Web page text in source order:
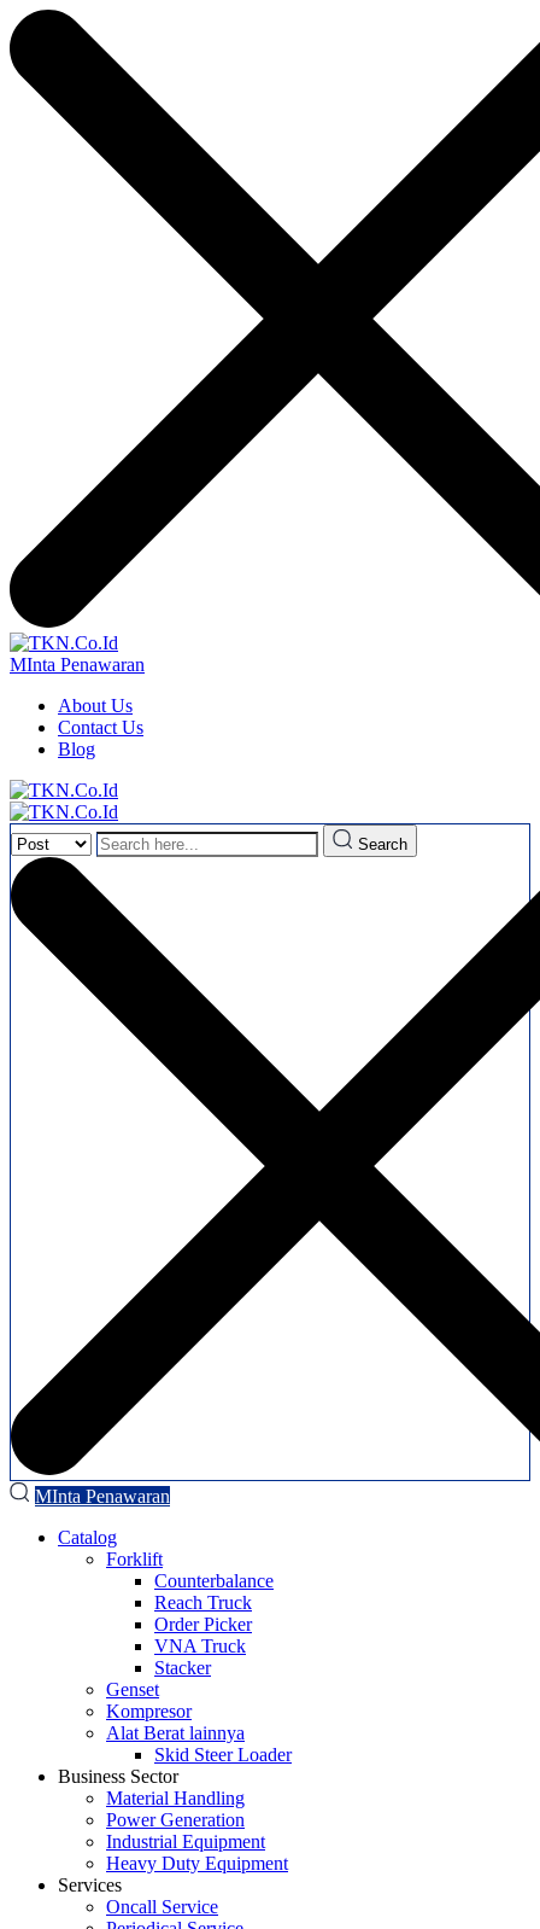
MInta Penawaran
About Us
Contact Us
Blog
Search
MInta Penawaran
Catalog
Forklift
Counterbalance
Reach Truck
Order Picker
VNA Truck
Stacker
Genset
Kompresor
Alat Berat lainnya
Skid Steer Loader
Business Sector
Material Handling
Power Generation
Industrial Equipment
Heavy Duty Equipment
Services
Oncall Service